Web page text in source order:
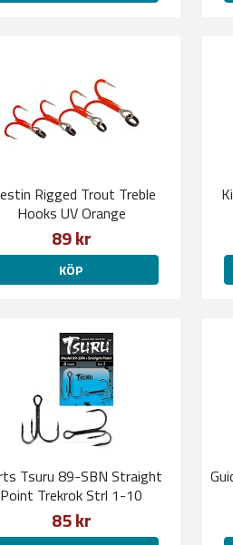
Rigged Trout Treble
Hooks UV Orange
89 kr
KÖP
Tsuru 89-SBN Straight
Point Trekrok Strl 1-10
85 kr